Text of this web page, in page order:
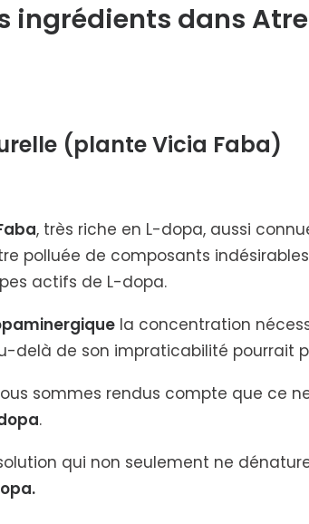
ingrédients dans
(plante Vicia Faba)
, très riche en L-dopa, aussi
polluée de composants
actifs de L-dopa.
la concentration
delà de son impraticabilité pourrait
sommes rendus compte que ce
.
qui non seulement ne